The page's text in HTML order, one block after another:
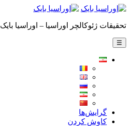
تحقیقات ژئوکالچر اوراسیا – اوراسیا بایک
☰
گرایش‌ها
کاوش کردن